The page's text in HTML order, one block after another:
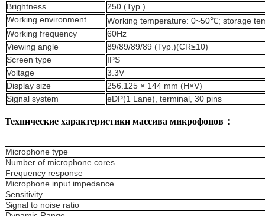
Brightness
250 (Typ.)
Working environment Working temperature: 0~50℃;storage
Working frequency
60Hz
Viewing angle
89/89/89/89 (Typ.)(CR≥10)
Screen type
IPS
Voltage
3.3V
Display size
256.125 × 144 mm (H×V)
Signal system eDP(1 Lane),terminal, 30 pins
Технические характеристики массива микрофонов：
Microphone type
Number of microphone cores
Frequency response
Microphone input impedance
Sensitivity
Signal to noise ratio